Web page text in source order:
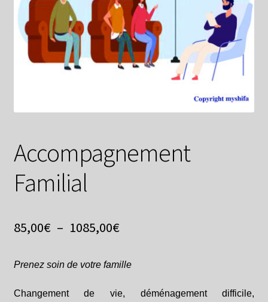
Accompagnement Familial
Contact
Accompagnement
Familial
85,00€ – 1085,00€Plage
prix :
85,00€
Prenez soin de votre famille
Changement de vie, déménagement difficile,